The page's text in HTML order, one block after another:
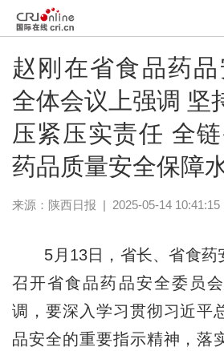
赵刚在省食品药
全体会议上强调 坚
压紧压实责任 全
药品质量安全保障
来源： 陕西日报 | 2025-05-14 10:41:15
5月13日，省长、省食药
召开省食品药品安全委员
调，要深入学习贯彻习近平
品安全的重要指示精神，落